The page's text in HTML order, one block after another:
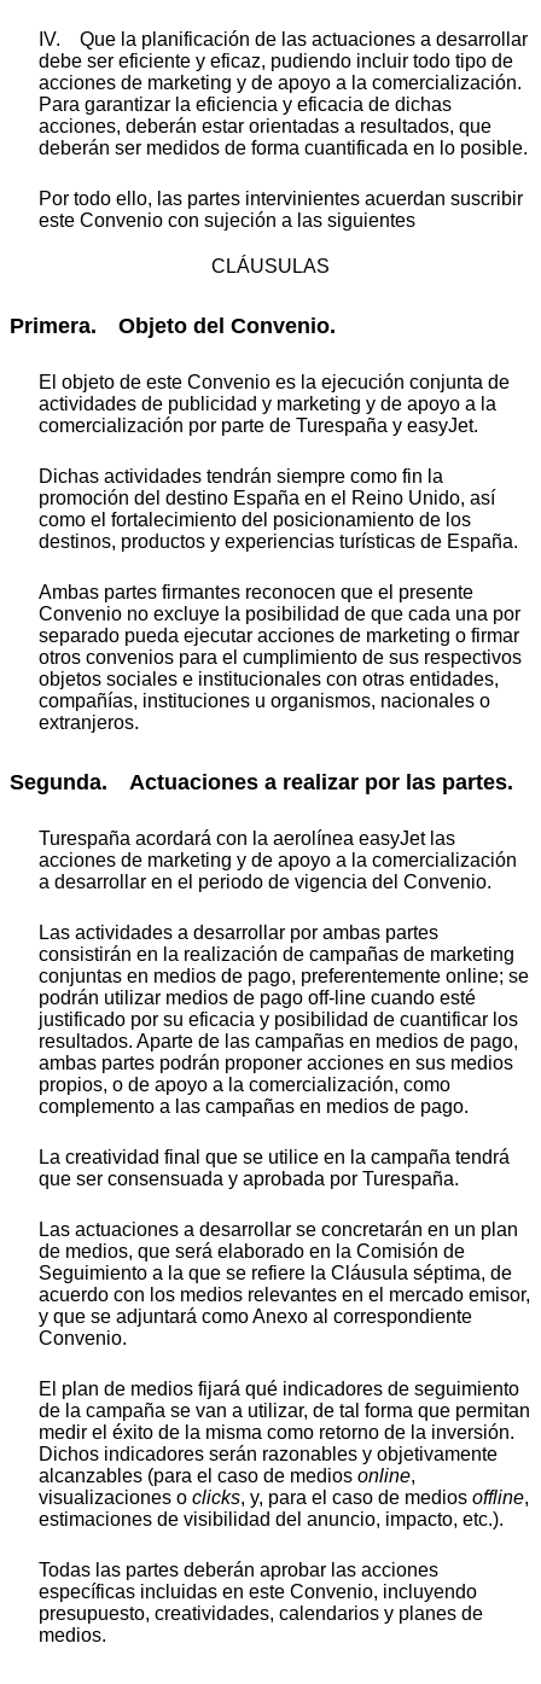
IV. Que la planificación de las actuaciones a desarrollar
debe ser eficiente y eficaz, pudiendo incluir todo tipo de
acciones de marketing y de apoyo a la comercialización.
Para garantizar la eficiencia y eficacia de dichas
acciones, deberán estar orientadas a resultados, que
deberán ser medidos de forma cuantificada en lo posible.
Por todo ello, las partes intervinientes acuerdan suscribir
este Convenio con sujeción a las siguientes
CLÁUSULAS
Primera. Objeto del Convenio.
El objeto de este Convenio es la ejecución conjunta de
actividades de publicidad y marketing y de apoyo a la
comercialización por parte de Turespaña y easyJet.
Dichas actividades tendrán siempre como fin la
promoción del destino España en el Reino Unido, así
como el fortalecimiento del posicionamiento de los
destinos, productos y experiencias turísticas de España.
Ambas partes firmantes reconocen que el presente
Convenio no excluye la posibilidad de que cada una por
separado pueda ejecutar acciones de marketing o firmar
otros convenios para el cumplimiento de sus respectivos
objetos sociales e institucionales con otras entidades,
compañías, instituciones u organismos, nacionales o
extranjeros.
Segunda. Actuaciones a realizar por las partes.
Turespaña acordará con la aerolínea easyJet las
acciones de marketing y de apoyo a la comercialización
a desarrollar en el periodo de vigencia del Convenio.
Las actividades a desarrollar por ambas partes
consistirán en la realización de campañas de marketing
conjuntas en medios de pago, preferentemente online; se
podrán utilizar medios de pago off-line cuando esté
justificado por su eficacia y posibilidad de cuantificar los
resultados. Aparte de las campañas en medios de pago,
ambas partes podrán proponer acciones en sus medios
propios, o de apoyo a la comercialización, como
complemento a las campañas en medios de pago.
La creatividad final que se utilice en la campaña tendrá
que ser consensuada y aprobada por Turespaña.
Las actuaciones a desarrollar se concretarán en un plan
de medios, que será elaborado en la Comisión de
Seguimiento a la que se refiere la Cláusula séptima, de
acuerdo con los medios relevantes en el mercado emisor,
y que se adjuntará como Anexo al correspondiente
Convenio.
El plan de medios fijará qué indicadores de seguimiento
de la campaña se van a utilizar, de tal forma que permitan
medir el éxito de la misma como retorno de la inversión.
Dichos indicadores serán razonables y objetivamente
alcanzables (para el caso de medios online,
visualizaciones o clicks, y, para el caso de medios offline,
estimaciones de visibilidad del anuncio, impacto, etc.).
Todas las partes deberán aprobar las acciones
específicas incluidas en este Convenio, incluyendo
presupuesto, creatividades, calendarios y planes de
medios.